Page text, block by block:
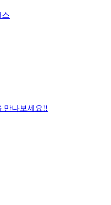
스
만나보세요!!